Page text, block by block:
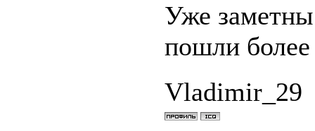
Уже заметны
пошли
Vladimir_29